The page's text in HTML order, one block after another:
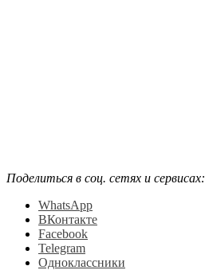
Поделиться в соц. сетях и сервисах:
WhatsApp
ВКонтакте
Facebook
Telegram
Одноклассники